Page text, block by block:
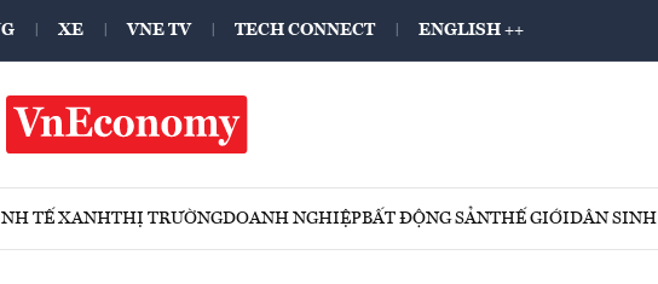
XE VNE TV TECH CONNECT ENGLISH ++
TẾ XANHTHỊ TRƯỜNGDOANH NGHIỆPBẤT ĐỘNG SẢNTHẾ GIỚIDÂN SINH